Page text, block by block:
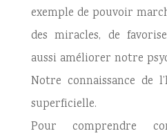
exemple de pouvoir
des miracles, de
aussi améliorer notre
Notre connaissance de
superficielle.
Pour comprendre